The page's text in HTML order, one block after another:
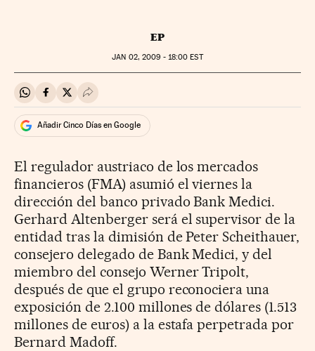
EP
JAN 02, 2009 - 18:00 EST
Compartir en Whatsapp
Compartir en Facebook
Compartir en Twitter
Desplegar Redes Sociales
Añadir Cinco Días en Google
El regulador austriaco de los mercados
financieros (FMA) asumió el viernes la
dirección del banco privado Bank Medici.
Gerhard Altenberger será el supervisor de la
entidad tras la dimisión de Peter Scheithauer,
consejero delegado de Bank Medici, y del
miembro del consejo Werner Tripolt,
después de que el grupo reconociera una
exposición de 2.100 millones de dólares (1.513
millones de euros) a la estafa perpetrada por
Bernard Madoff.